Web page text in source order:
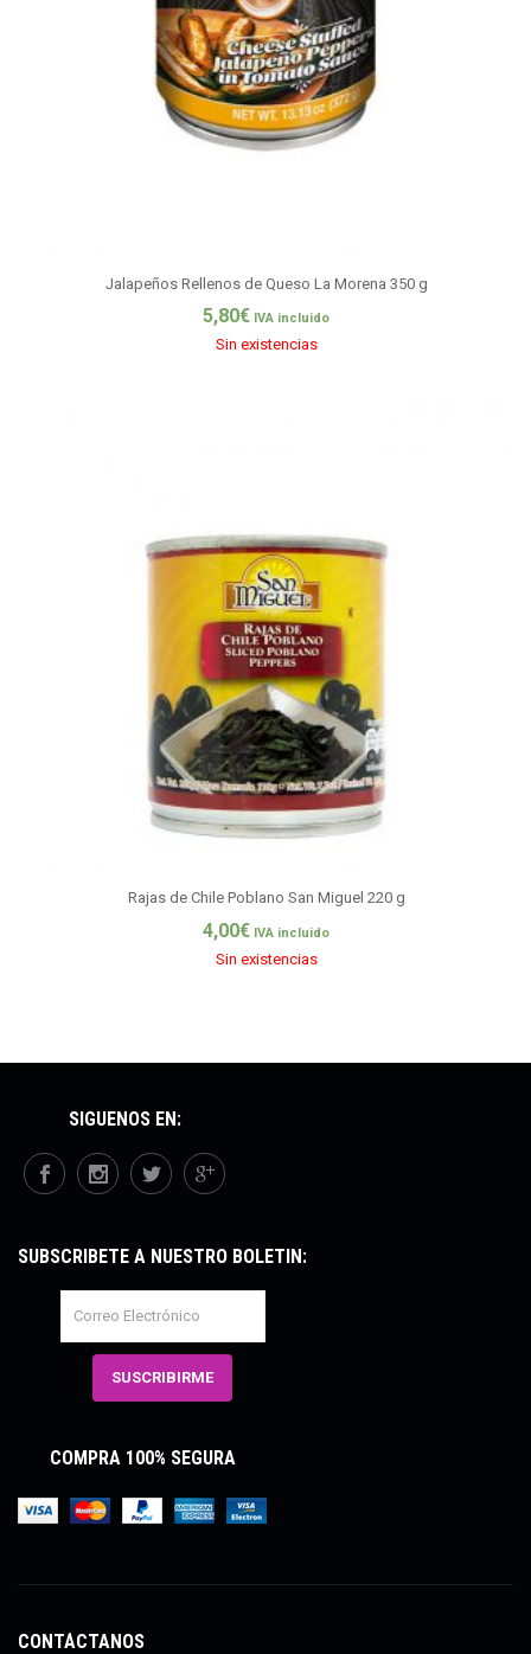
Jalapeños Rellenos de Queso La Morena 350 g
5,80€ IVA incluido
Sin existencias
Rajas de Chile Poblano San Miguel 220 g
4,00€ IVA incluido
Sin existencias
SÍGUENOS EN:
SUBSCRÍBETE A NUESTRO BOLETÍN:
COMPRA 100% SEGURA
CONTÁCTANOS